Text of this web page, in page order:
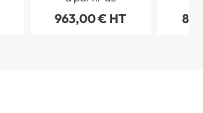
963,00 € HT